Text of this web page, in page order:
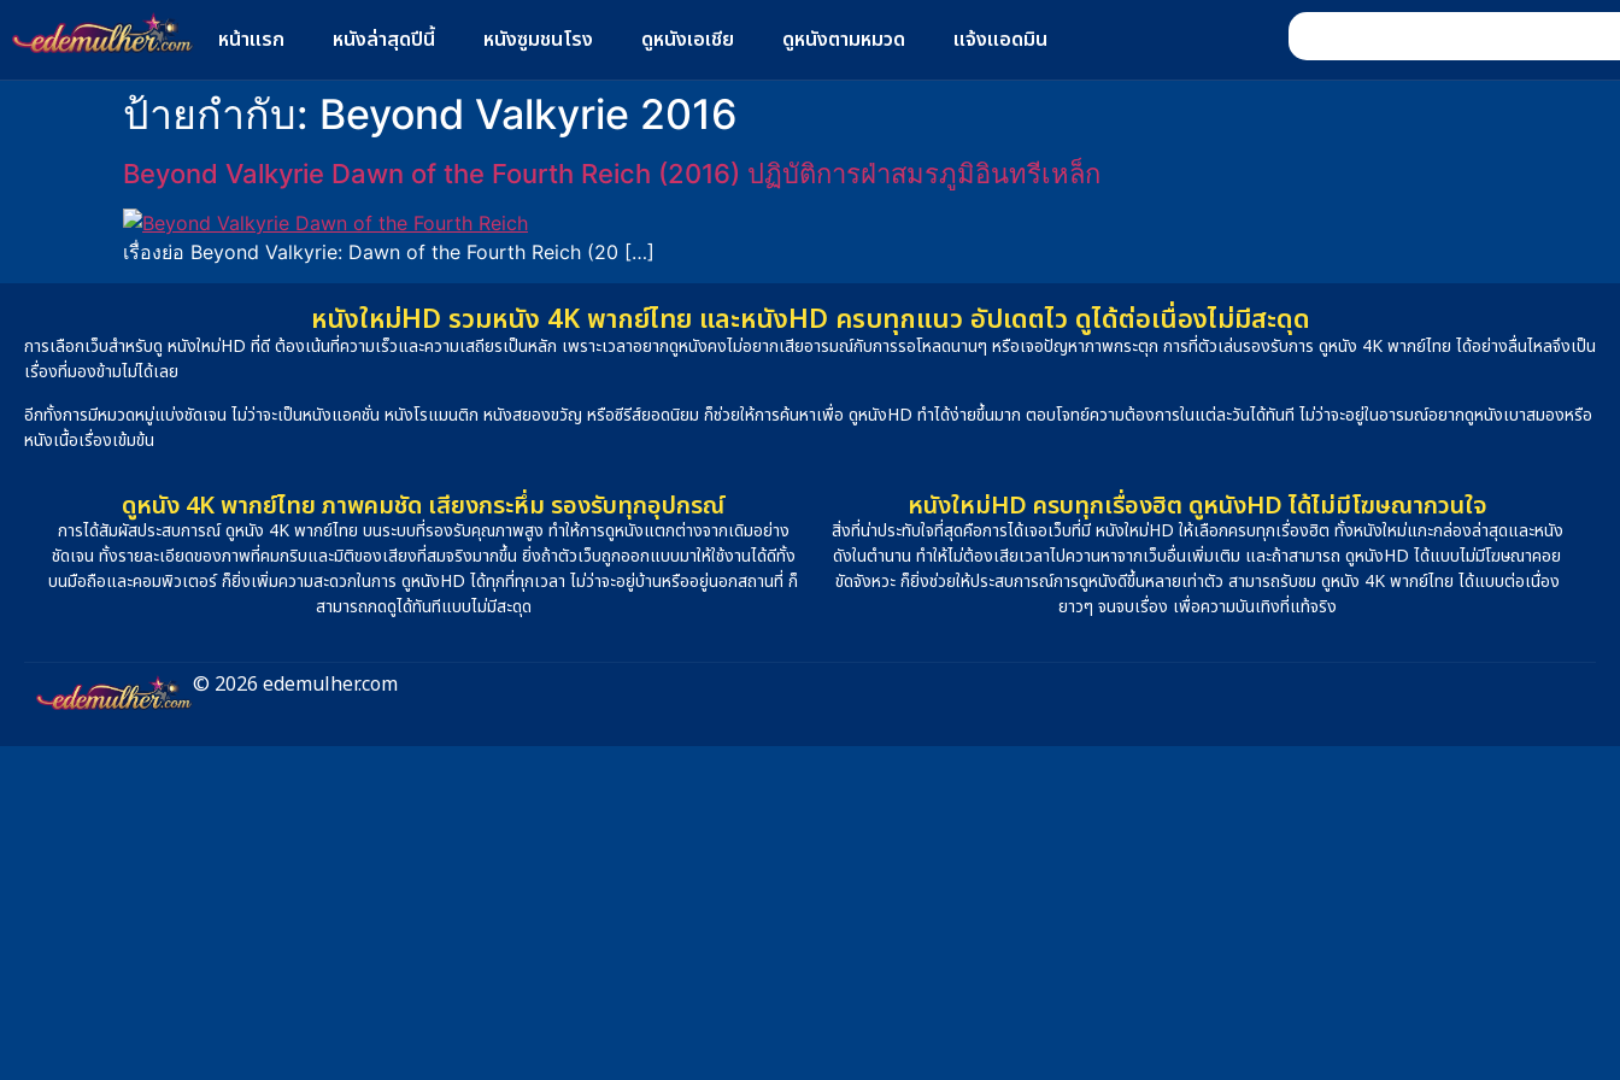
หน้าแรก หนังล่าสุดปีนี้ หนังซูมชนโรง ดูหนังเอเชีย ดูหนังตามหมวด แจ้งแอดมิน
ป้ายกำกับ: Beyond Valkyrie 2016
Beyond Valkyrie Dawn of the Fourth Reich (2016) ปฏิบัติการฝ่าสมรภูมิอินทรีเหล็ก
เรื่องย่อ Beyond Valkyrie: Dawn of the Fourth Reich (20 […]
หนังใหม่HD รวมหนัง 4K พากย์ไทย และหนังHD ครบทุกแนว อัปเดตไว ดูได้ต่อเนื่องไม่มีสะดุด
การเลือกเว็บสำหรับดู หนังใหม่HD ที่ดี ต้องเน้นที่ความเร็วและความเสถียรเป็นหลัก เพราะเวลาอยากดูหนังคงไม่อยากเสียอารมณ์กับการรอโหลดนานๆ หรือเจอปัญหาภาพกระตุก การที่ตัวเล่นรองรับการ ดูหนัง 4K พากย์ไทย ได้อย่างลื่นไหลจึงเป็น
เรื่องที่มองข้ามไม่ได้เลย
อีกทั้งการมีหมวดหมู่แบ่งชัดเจน ไม่ว่าจะเป็นหนังแอคชั่น หนังโรแมนติก หนังสยองขวัญ หรือซีรีส์ยอดนิยม ก็ช่วยให้การค้นหาเพื่อ ดูหนังHD ทำได้ง่ายขึ้นมาก ตอบโจทย์ความต้องการในแต่ละวันได้ทันที ไม่ว่าจะอยู่ในอารมณ์อยากดูหนังเบาสมองหรือ
หนังเนื้อเรื่องเข้มข้น
ดูหนัง 4K พากย์ไทย ภาพคมชัด เสียงกระหึ่ม รองรับทุกอุปกรณ์
การได้สัมผัสประสบการณ์ ดูหนัง 4K พากย์ไทย บนระบบที่รองรับคุณภาพสูง ทำให้การดูหนังแตกต่างจากเดิมอย่าง
ชัดเจน ทั้งรายละเอียดของภาพที่คมกริบและมิติของเสียงที่สมจริงมากขึ้น ยิ่งถ้าตัวเว็บถูกออกแบบมาให้ใช้งานได้ดีทั้ง
บนมือถือและคอมพิวเตอร์ ก็ยิ่งเพิ่มความสะดวกในการ ดูหนังHD ได้ทุกที่ทุกเวลา ไม่ว่าจะอยู่บ้านหรืออยู่นอกสถานที่ ก็
สามารถกดดูได้ทันทีแบบไม่มีสะดุด
หนังใหม่HD ครบทุกเรื่องฮิต ดูหนังHD ได้ไม่มีโฆษณากวนใจ
สิ่งที่น่าประทับใจที่สุดคือการได้เจอเว็บที่มี หนังใหม่HD ให้เลือกครบทุกเรื่องฮิต ทั้งหนังใหม่แกะกล่องล่าสุดและหนัง
ดังในตำนาน ทำให้ไม่ต้องเสียเวลาไปควานหาจากเว็บอื่นเพิ่มเติม และถ้าสามารถ ดูหนังHD ได้แบบไม่มีโฆษณาคอย
ขัดจังหวะ ก็ยิ่งช่วยให้ประสบการณ์การดูหนังดีขึ้นหลายเท่าตัว สามารถรับชม ดูหนัง 4K พากย์ไทย ได้แบบต่อเนื่อง
ยาวๆ จนจบเรื่อง เพื่อความบันเทิงที่แท้จริง
© 2026 edemulher.com